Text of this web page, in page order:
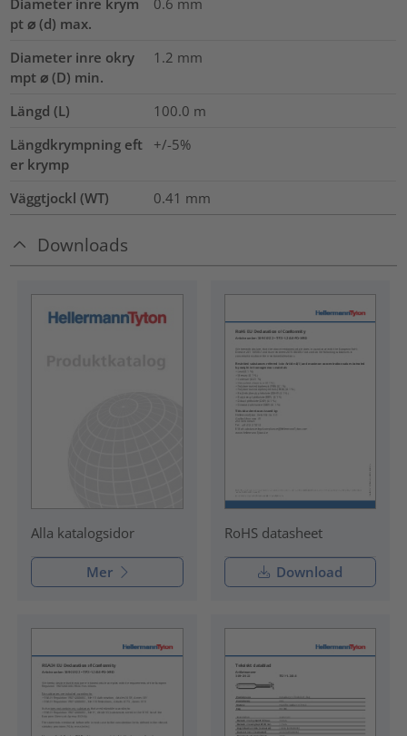
pt ⌀ (d) max.
Diameter inre okry
mpt ⌀ (D) min.
1.2 mm
Längd (L) 100.0 m
Längdkrympning eft
er krymp
+/-5%
Väggtjockl (WT) 0.41 mm
Downloads
Alla katalogsidor
Mer
RoHS datasheet
Download